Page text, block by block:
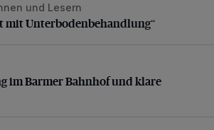
Unterbodenbehandlung“
und Lesern
mit Unterbodenbehandlung“
im Barmer Bahnhof und klare Ansage
im Barmer Bahnhof und klare